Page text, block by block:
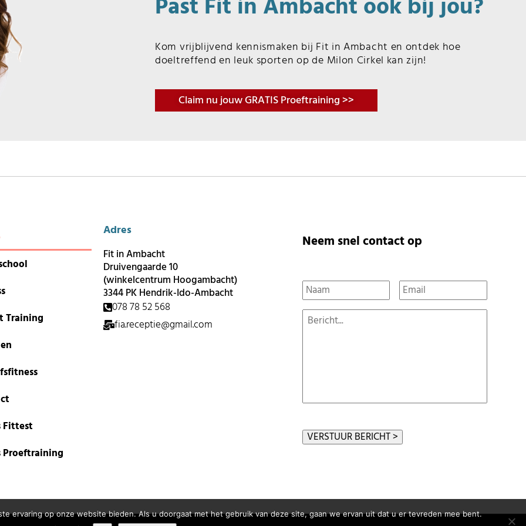
Past Fit in Ambacht ook bij jou?
Kom vrijblijvend kennismaken bij Fit in Ambacht en ontdek hoe
doeltreffend en leuk sporten op de Milon Cirkel kan zijn!
Claim nu jouw GRATIS Proeftraining >>
Training
Fittest
Proeftraining
Adres
Fit in Ambacht
Druivengaarde 10
(winkelcentrum Hoogambacht)
3344 PK Hendrik-Ido-Ambacht
078 78 52 568
fia.receptie@gmail.com
Neem snel contact op
Bericht
ervaring op onze website bieden. Als u doorgaat met het gebruik van deze site, gaan we ervan uit dat u er tevreden mee bent.